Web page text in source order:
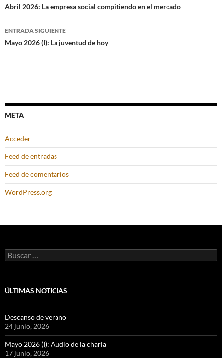
de
entradas
Abril 2026: La empresa social compitiendo en el mercado
ENTRADA SIGUIENTE
Mayo 2026 (I): La juventud de hoy
META
Acceder
Feed de entradas
Feed de comentarios
WordPress.org
Buscar:
ÚLTIMAS NOTICIAS
Descanso de verano
24 junio, 2026
Mayo 2026 (I): Audio de la charla
17 junio, 2026